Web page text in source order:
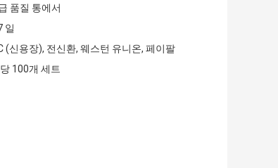
품질 통에서
일
(신용장), 전신환, 웨스턴 유니온, 페이팔
100개 세트